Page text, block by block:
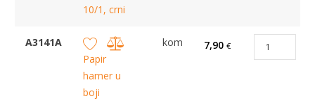
10/1, crni
A3141A
Papir
hamer u
boji
kom 7,90 €